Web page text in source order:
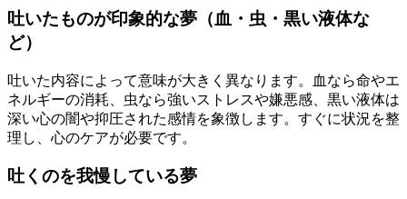
吐いたものが印象的な夢（血・虫・黒い液体な
ど）
吐いた内容によって意味が大きく異なります。血なら命やエ
ネルギーの消耗、虫なら強いストレスや嫌悪感、黒い液体は
深い心の闇や抑圧された感情を象徴します。すぐに状況を整
理し、心のケアが必要です。
吐くのを我慢している夢